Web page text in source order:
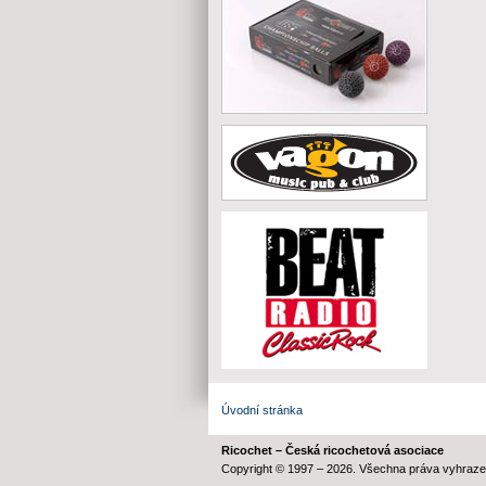
Úvodní stránka
Ricochet – Česká ricochetová asociace
Copyright © 1997 – 2026. Všechna práva